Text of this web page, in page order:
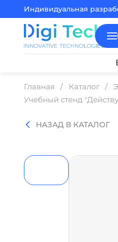
Индивидуальная
Главная Каталог
Учебный стенд
НАЗАД В КАТАЛОГ